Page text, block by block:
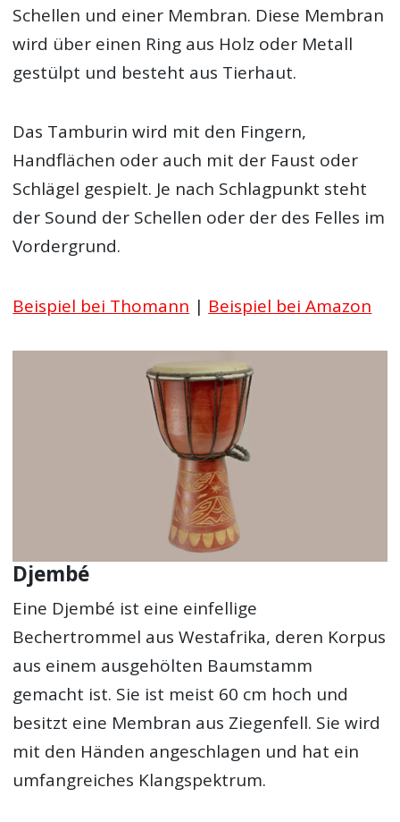
Schellen und einer Membran. Diese Membran
wird über einen Ring aus Holz oder Metall
gestülpt und besteht aus Tierhaut.
Das Tamburin wird mit den Fingern,
Handflächen oder auch mit der Faust oder
Schlägel gespielt. Je nach Schlagpunkt steht
der Sound der Schellen oder der des Felles im
Vordergrund.
Beispiel bei Thomann | Beispiel bei Amazon
Djembé
Eine Djembé ist eine einfellige
Bechertrommel aus Westafrika, deren Korpus
aus einem ausgehölten Baumstamm
gemacht ist. Sie ist meist 60 cm hoch und
besitzt eine Membran aus Ziegenfell. Sie wird
mit den Händen angeschlagen und hat ein
umfangreiches Klangspektrum.